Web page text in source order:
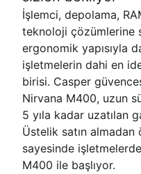
İşlemci, depolama,
teknoloji çözümlerine
ergonomik yapısıyla
işletmelerin dahi en
birisi. Casper
Nirvana M400, uzun
5 yıla kadar uzatılan
Üstelik satın almadan
sayesinde
M400 ile başlıyor.